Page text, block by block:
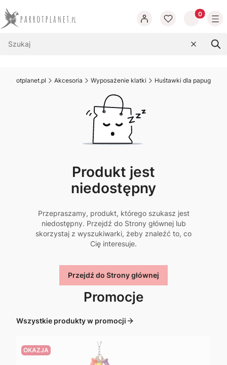
Produkty
Wyczyść
Akcesoria Wyposażenie klatki Huśtawki dla papug
Produkt jest
niedostępny
Przepraszamy, produkt, którego szukasz jest
niedostępny. Przejdź do Strony głównej lub
skorzystaj z wyszukiwarki, żeby znaleźć to, co
Cię interesuje.
Przejdź do Strony głównej
Promocje
Wszystkie produkty w promocji
OKAZJA